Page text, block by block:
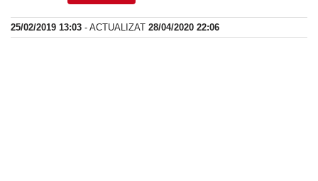
25/02/2019 13:03 - ACTUALIZAT 28/04/2020 22:06